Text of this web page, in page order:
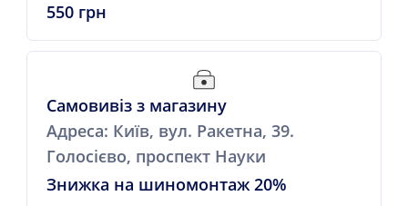
550 грн
Самовивіз з магазину
Адреса: Київ, вул. Ракетна, 39.
Голосієво, проспект Науки
Знижка на шиномонтаж 20%